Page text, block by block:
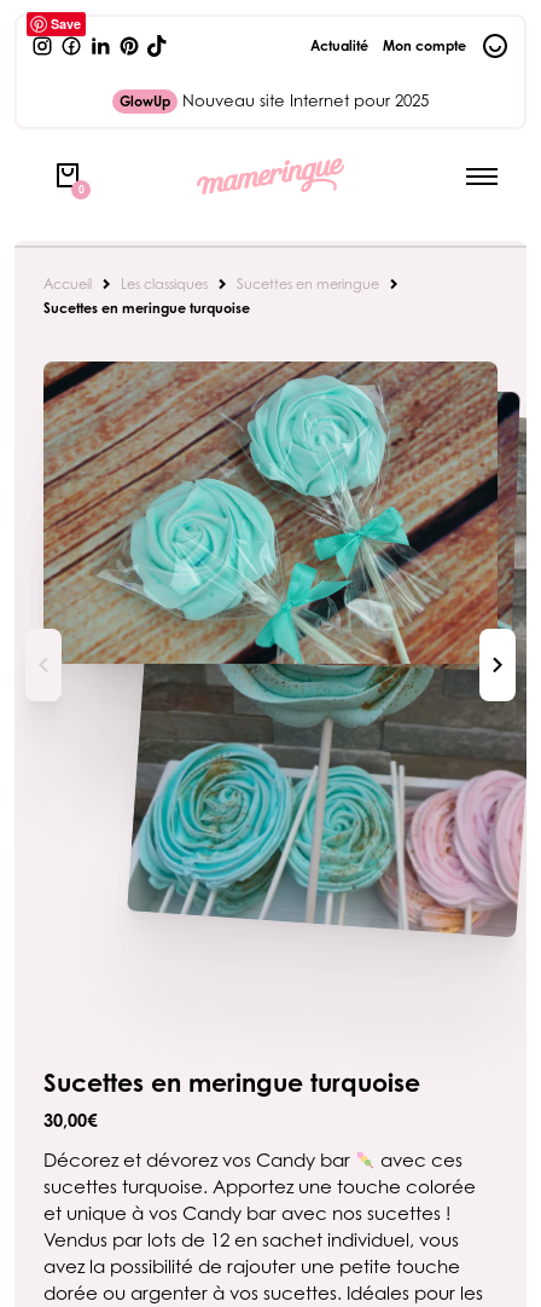
GlowUp Nouveau site Internet pour 2025
Actualité Mon compte
0
Accueil Les classiques
Sucettes en meringue
Sucettes en meringue turquoise
Save
Sucettes en meringue turquoise
30,00€
Décorez et dévorez vos Candy bar
avec ces
sucettes turquoise. Apportez une touche colorée
et unique à vos Candy bar avec nos sucettes !
Vendus par lots de 12 en sachet individuel, vous
avez la possibilité de rajouter une petite touche
dorée ou argenter à vos sucettes. Idéales pour les